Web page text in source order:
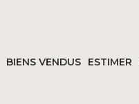
BIENS VENDUS ESTIMER